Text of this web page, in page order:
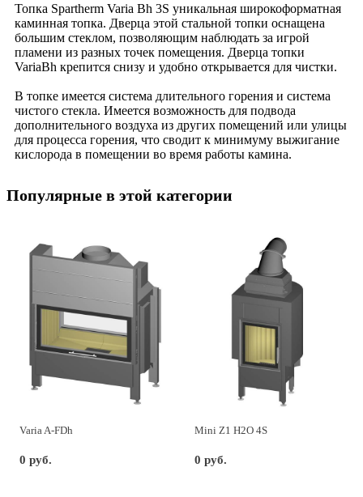
Топка Spartherm Varia Bh 3S уникальная широкоформатная
каминная топка. Дверца этой стальной топки оснащена
большим стеклом, позволяющим наблюдать за игрой
пламени из разных точек помещения. Дверца топки
VariaBh крепится снизу и удобно открывается для чистки.
В топке имеется система длительного горения и система
чистого стекла. Имеется возможность для подвода
дополнительного воздуха из других помещений или улицы
для процесса горения, что сводит к минимуму выжигание
кислорода в помещении во время работы камина.
Популярные в этой категории
Varia A-FDh
0 руб.
Mini Z1 H2O 4S
0 руб.